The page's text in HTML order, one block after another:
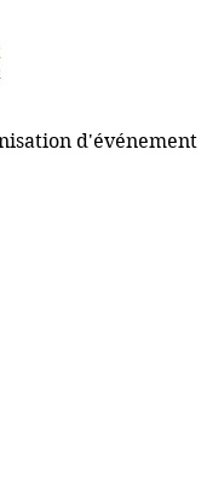
d'événement